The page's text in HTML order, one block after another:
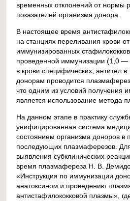
временных отклонений от нормы
показателей организма донора.
В настоящее время
на станциях переливания крови
иммунизированных
проведенной иммунизации (1,0
в крови специфических, антител
донорам проводится
что одним из условий получения
является использование метода
На данном этапе в практику
унифицированная система
состоянием организма доноров в
последующих плазмаферезов.
выявления субклинических
время плазмафереза Н. В.
«Инструкция по иммунизации
анатоксином и проведению
антистафилококковой плазмы»,